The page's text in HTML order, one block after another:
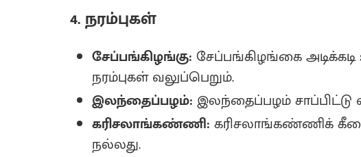
4. நரம்புகள்
சேப்பங்கிழங்கு: சேப்பங்கிழங்கை
நரம்புகள் வலுப்பெறும்.
இலந்தைப்பழம்: இலந்தைப்பழம்
கரிசலாங்கண்ணி: கரிசலாங்கண்ணிக் கீரை
நல்லது‌.